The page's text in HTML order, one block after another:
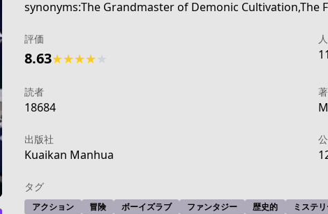
評価
8.63★★★★
読者
18684
出版社
Kuaikan Manhua
タグ
アクション 冒険 ボーイズラブ ファンタジー 歴史的 ミステ